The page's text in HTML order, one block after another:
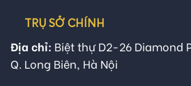
TRỤ SỞ CHÍNH
Địa chỉ: Biệt thự D2-26 Diamond
Q. Long Biên, Hà Nội